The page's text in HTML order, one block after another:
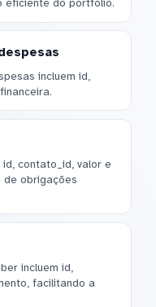
eficiente do portfólio.
incluem id,
contato_id, valor e
de obrigações
incluem id,
facilitando a